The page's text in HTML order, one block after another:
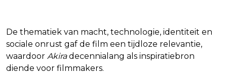
De thematiek van macht, technologie, identiteit en
sociale onrust gaf de film een tijdloze relevantie,
waardoor Akiradecennialang als inspiratiebron
diende voor filmmakers.